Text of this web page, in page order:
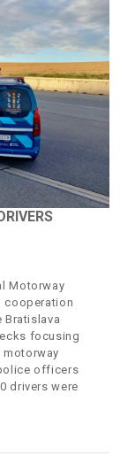
Motorway
cooperation
focusing
officers
drivers were